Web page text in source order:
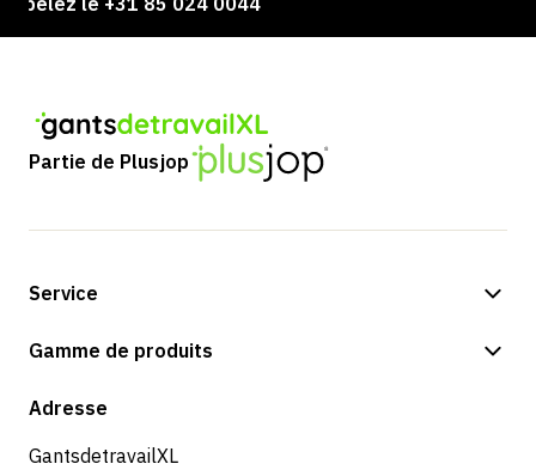
Partie de Plusjop
Service
Options de paiement
Retours et service
Gamme de produits
Boutique
Adresse
GantsdetravailXL